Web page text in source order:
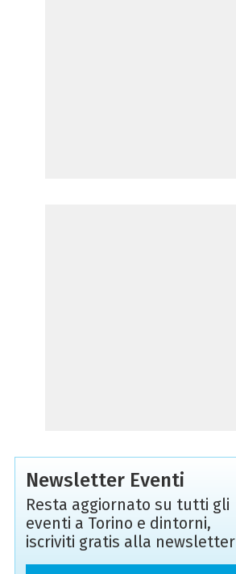
Newsletter Eventi
Resta aggiornato su tutti gli
eventi a Torino e dintorni,
iscriviti gratis alla newsletter